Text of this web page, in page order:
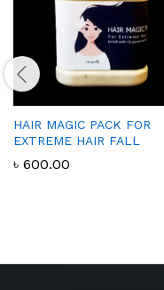
HAIR MAGIC PACK FOR
EXTREME HAIR FALL
৳ 600.00